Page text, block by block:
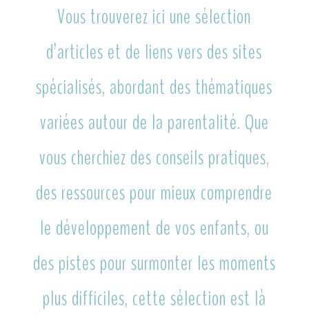
Vous trouverez ici une sélection
d’articles et de liens vers des sites
spécialisés, abordant des thématiques
variées autour de la parentalité. Que
vous cherchiez des conseils pratiques,
des ressources pour mieux comprendre
le développement de vos enfants, ou
des pistes pour surmonter les moments
plus difficiles, cette sélection est là